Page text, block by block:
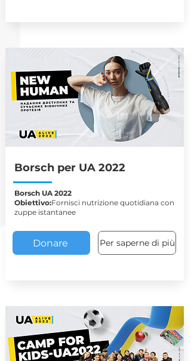
Borsch per UA 2022
Borsch UA 2022
Obiettivo:Fornisci nutrizione quotidiana con
zuppe istantanee
Donare Per saperne di più